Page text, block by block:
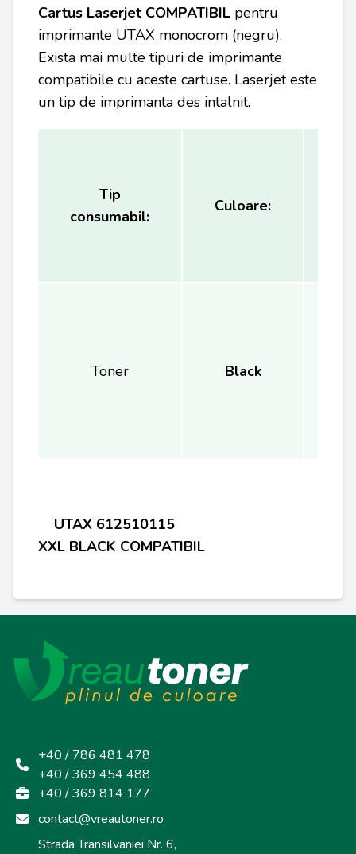
Cartus Laserjet COMPATIBIL pentru
imprimante UTAX monocrom (negru).
Exista mai multe tipuri de imprimante
compatibile cu aceste cartuse. Laserjet este
un tip de imprimanta des intalnit.
Tip
consumabil:
Culoare:
Toner Black
UTAX 612510115
XXL BLACK COMPATIBIL
+40 / 786 481 478
+40 / 369 454 488
+40 / 369 814 177
contact@vreautoner.ro
Strada Transilvaniei Nr. 6,